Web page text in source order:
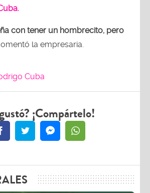
con tener un hombrecito, pero
la empresaria.
Cuba
¡Compártelo!